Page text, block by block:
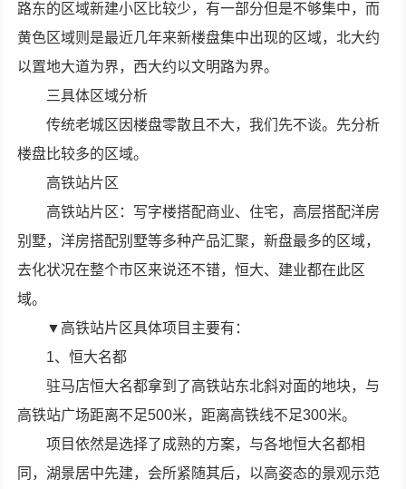
路东的区域新建小区比较少，有一部分但是不够集中，而
黄色区域则是最近几年来新楼盘集中出现的区域，北大约
以置地大道为界，西大约以文明路为界。
三具体区域分析
传统老城区因楼盘零散且不大，我们先不谈。先分析
楼盘比较多的区域。
高铁站片区
高铁站片区：写字楼搭配商业、住宅，高层搭配洋房
别墅，洋房搭配别墅等多种产品汇聚，新盘最多的区域，
去化状况在整个市区来说还不错，恒大、建业都在此区
域。
▼高铁站片区具体项目主要有：
1、恒大名都
驻马店恒大名都拿到了高铁站东北斜对面的地块，与
高铁站广场距离不足500米，距离高铁线不足300米。
项目依然是选择了成熟的方案，与各地恒大名都相
同，湖景居中先建，会所紧随其后，以高姿态的景观示范